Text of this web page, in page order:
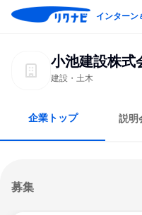
インターン
小池建設株式
建設・土木
企業トップ 説明
募集